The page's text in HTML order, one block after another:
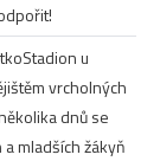
Stadion u
vrcholných
dnů se
mladších žákyň